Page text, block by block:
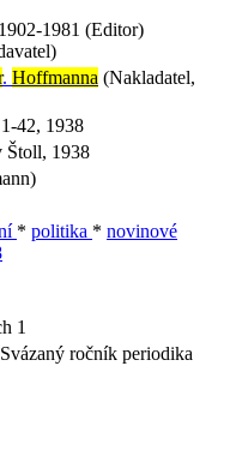
1902-1981 (Editor)
. Hoffmanna (Nakladatel,
42, 1938
Štoll, 1938
* politika * novinové
1
ročník periodika